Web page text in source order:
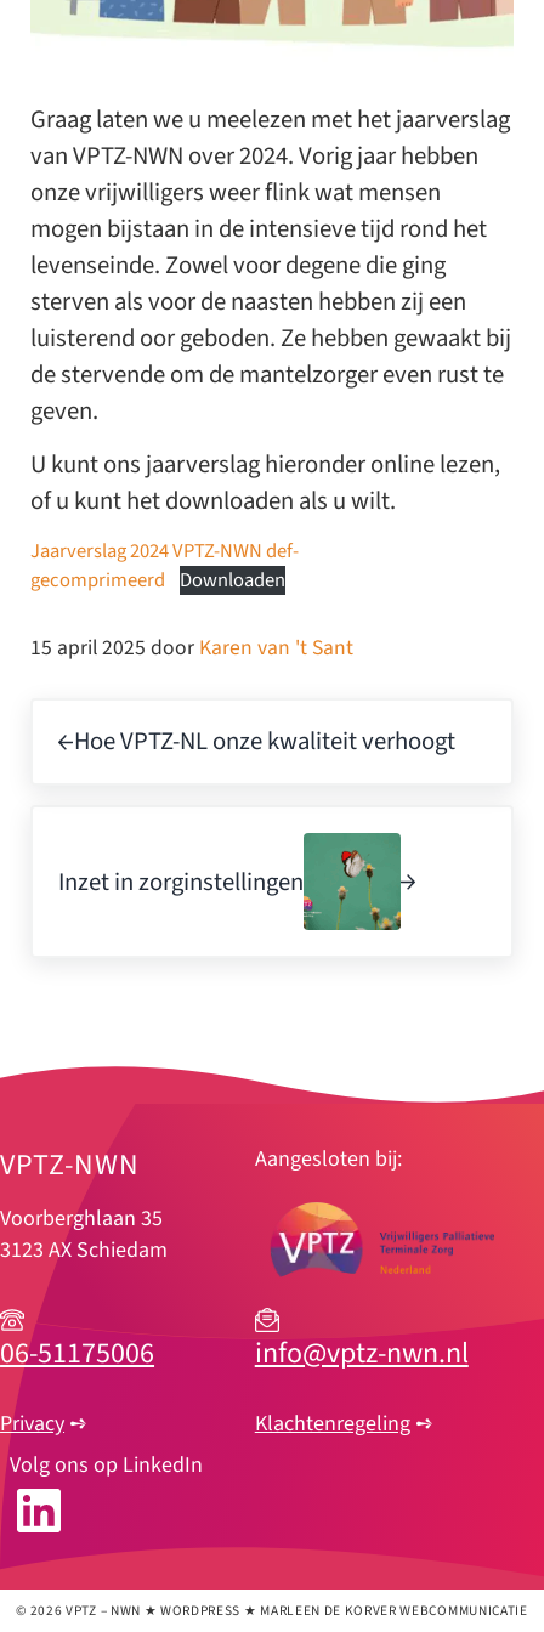
Graag laten we u meelezen met het jaarverslag
van VPTZ-NWN over 2024. Vorig jaar hebben
onze vrijwilligers weer flink wat mensen
mogen bijstaan in de intensieve tijd rond het
levenseinde. Zowel voor degene die ging
sterven als voor de naasten hebben zij een
luisterend oor geboden. Ze hebben gewaakt bij
de stervende om de mantelzorger even rust te
geven.
U kunt ons jaarverslag hieronder online lezen,
of u kunt het downloaden als u wilt.
Jaarverslag 2024 VPTZ-NWN def-
gecomprimeerd Downloaden
15 april 2025 door Karen van 't Sant
Hoe VPTZ-NL onze kwaliteit verhoogt
Inzet in zorginstellingen
VPTZ-NWN
Voorberghlaan 35
3123 AX Schiedam
Aangesloten bij:
06-51175006
Privacy ➺
info@vptz-nwn.nl
Klachtenregeling➺
Volg ons op LinkedIn
LinkedIn
© 2026 VPTZ – NWN ★ WORDPRESS ★ MARLEEN DE KORVER WEBCOMMUNICATIE